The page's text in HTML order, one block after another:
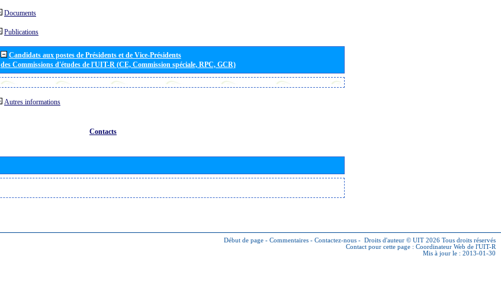
Documents
Publications
Candidats aux postes de Présidents et de Vice-Présidents
des Commissions d'études de l'UIT-R (CE, Commission spéciale, RPC, GCR)
Autres informations
Contacts
Début de page - Commentaires - Contactez-nous - Droits d'auteur © UIT 2026 Tous droits réservés
Contact pour cette page : Coordinateur Web de l'UIT-R
Mis à jour le : 2013-01-30